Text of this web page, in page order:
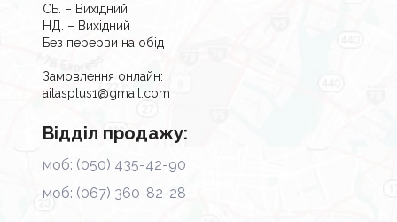
СБ. – Вихідний
НД. – Вихідний
Без перерви на обід
Замовлення онлайн:
aitasplus1@gmail.com
Відділ продажу:
моб: (050) 435-42-90
моб: (067) 360-82-28